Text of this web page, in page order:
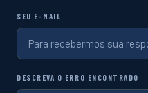
SEU E-MAIL
DESCREVA O ERRO ENCONTRADO